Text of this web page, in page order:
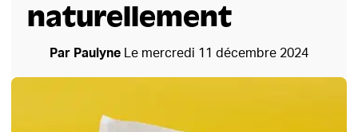
naturellement
Par Paulyne Le mercredi 11 décembre 2024